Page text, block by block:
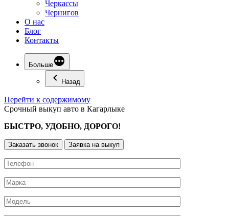
Черкассы
Чернигов
О нас
Блог
Контакты
Больше
Назад
Перейти к содержимому
Срочный выкуп авто в Кагарлыке
БЫСТРО, УДОБНО, ДОРОГО!
Заказать звонок Заявка на выкуп